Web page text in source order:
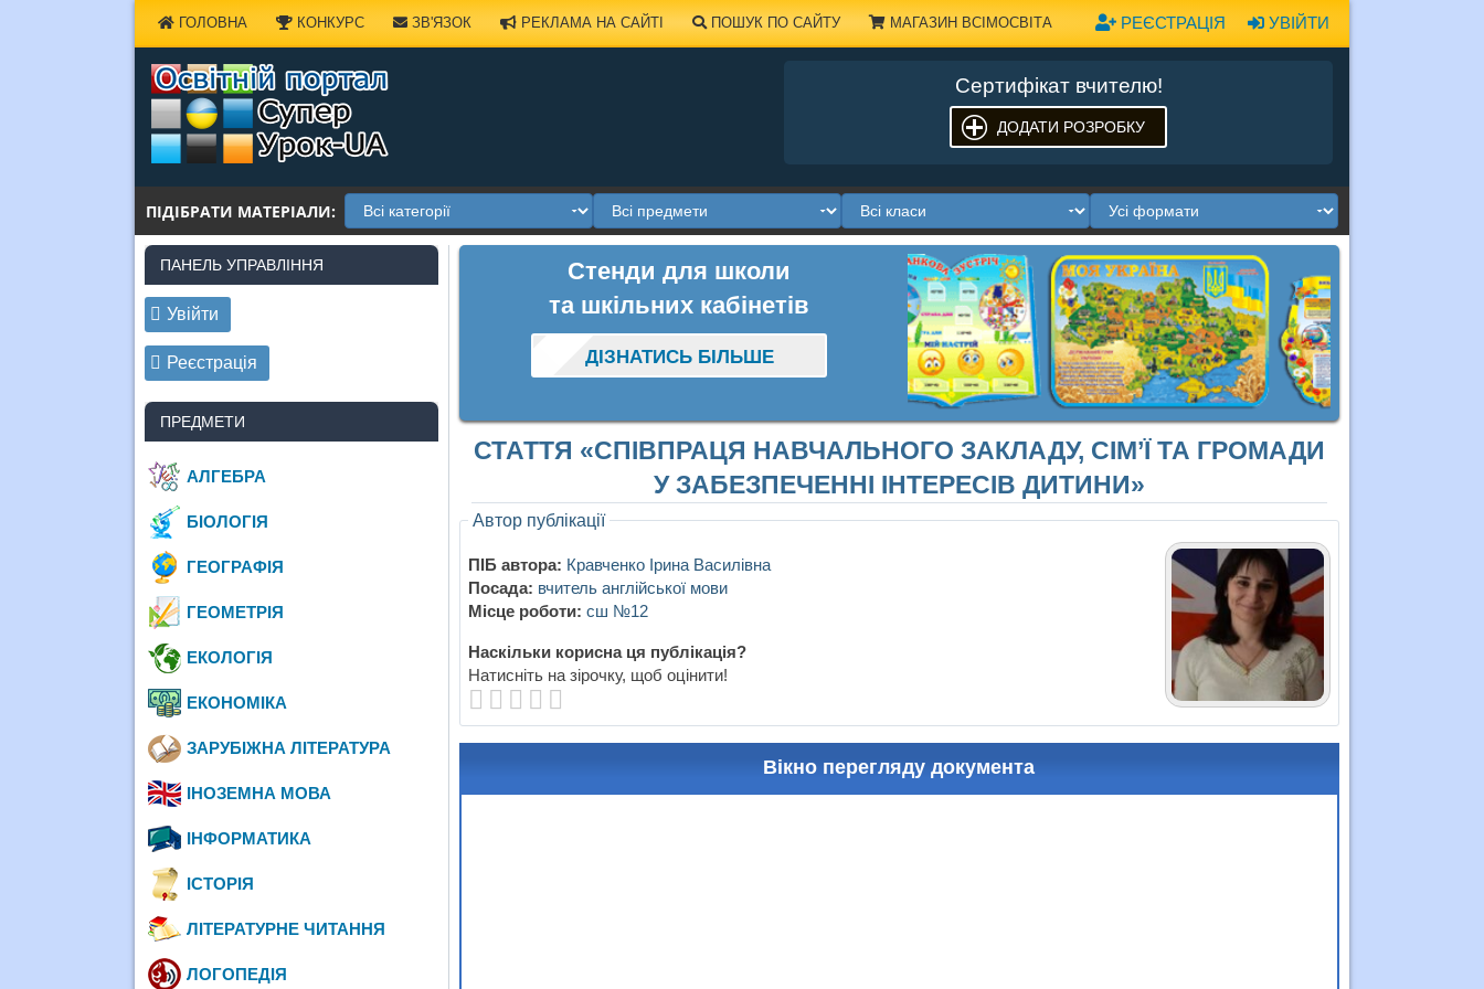
УВІЙТИ
РЕЄСТРАЦІЯ
ГОЛОВНА КОНКУРС ЗВ'ЯЗОК РЕКЛАМА НА САЙТІ ПОШУК ПО САЙТУ МАГАЗИН ВСІМОСВІТА
Сертифікат вчителю!
ДОДАТИ РОЗРОБКУ
ПІДІБРАТИ МАТЕРІАЛИ:
Стенди для школи
та шкільних кабінетів
ДІЗНАТИСЬ БІЛЬШЕ
СТАТТЯ «СПІВПРАЦЯ НАВЧАЛЬНОГО ЗАКЛАДУ, СІМ’Ї ТА ГРОМАДИ
У ЗАБЕЗПЕЧЕННІ ІНТЕРЕСІВ ДИТИНИ»
Автор публікації
ПІБ автора: Кравченко Ірина Василівна
Посада: вчитель англійської мови
Місце роботи: сш №12
Наскільки корисна ця публікація?
Натисніть на зірочку, щоб оцінити!
Вікно перегляду документа
ПАНЕЛЬ УПРАВЛІННЯ
Увійти
Реєстрація
ПРЕДМЕТИ
АЛГЕБРА
БІОЛОГІЯ
ГЕОГРАФІЯ
ГЕОМЕТРІЯ
ЕКОЛОГІЯ
ЕКОНОМІКА
ЗАРУБІЖНА ЛІТЕРАТУРА
ІНОЗЕМНА МОВА
ІНФОРМАТИКА
ІСТОРІЯ
ЛІТЕРАТУРНЕ ЧИТАННЯ
ЛОГОПЕДІЯ